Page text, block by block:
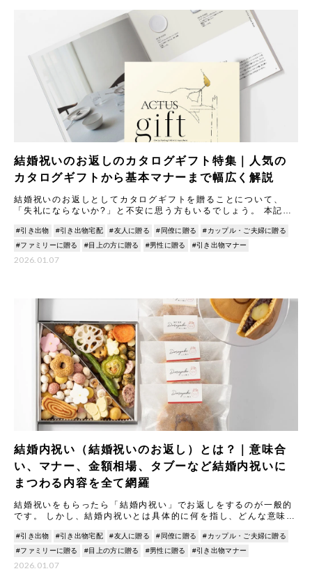
結婚祝いのお返しのカタログギフト特集｜人気の
カタログギフトから基本マナーまで幅広く解説
結婚祝いのお返しとしてカタログギフトを贈ることについて、
「失礼にならないか?」と不安に思う方もいるでしょう。 本記事
ます。
#引き出物 #引き出物宅配 #友人に贈る #同僚に贈る
#カップル・ご夫婦に贈る
#ファミリーに贈る
#目上の方に贈る #男性に贈る #引き出物マナー
2026.01.07
結婚内祝い（結婚祝いのお返し）とは？｜意味合
い、マナー、金額相場、タブーなど結婚内祝いに
まつわる内容を全て網羅
結婚祝いをもらったら「結婚内祝い」でお返しをするのが一般的
です。 しかし、結婚内祝いとは具体的に何を指し、どんな意味や
由
#引き出物 #引き出物宅配 #友人に贈る #同僚に贈る
#カップル・ご夫婦に贈る
#ファミリーに贈る
#目上の方に贈る #男性に贈る #引き出物マナー
2026.01.07